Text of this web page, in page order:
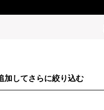
加してさらに絞り込む